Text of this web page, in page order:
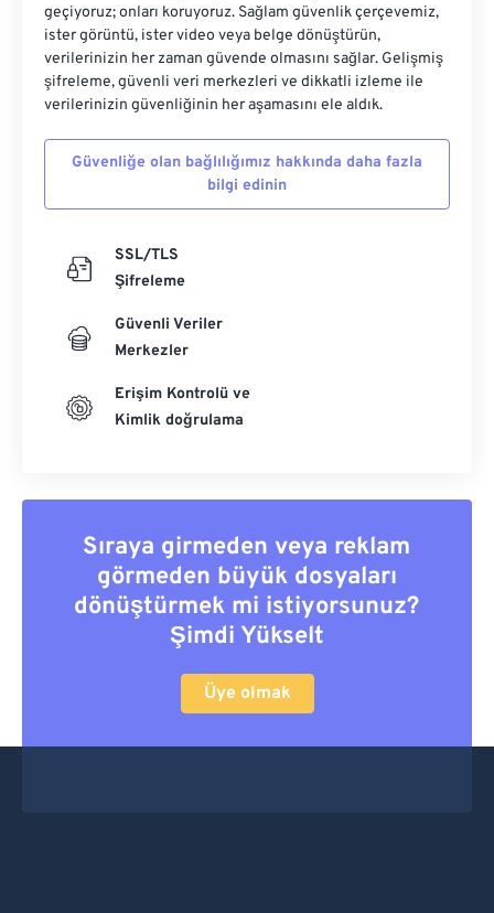
geçiyoruz; onları koruyoruz. Sağlam güvenlik çerçevemiz,
ister görüntü, ister video veya belge dönüştürün,
verilerinizin her zaman güvende olmasını sağlar. Gelişmiş
şifreleme, güvenli veri merkezleri ve dikkatli izleme ile
verilerinizin güvenliğinin her aşamasını ele aldık.
Güvenliğe olan bağlılığımız hakkında daha fazla
bilgi edinin
SSL/TLS
Şifreleme
Güvenli Veriler
Merkezler
Erişim Kontrolü ve
Kimlik doğrulama
Sıraya girmeden veya reklam
görmeden büyük dosyaları
dönüştürmek mi istiyorsunuz?
Şimdi Yükselt
Üye olmak